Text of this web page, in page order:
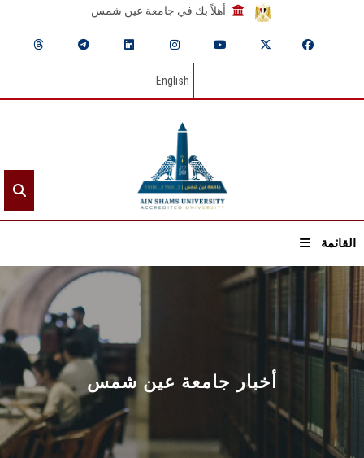
أهلاً بك في جامعة عين شمس
English
القائمة
الرئيسيـة
عن الجامعة
القطاعـات
الشئون الأكاديمية
أخبار جامعة عين شمس